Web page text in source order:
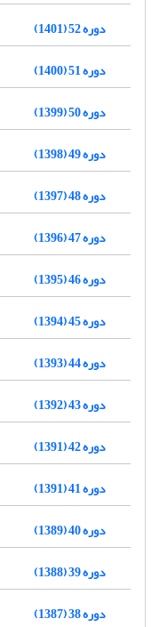
دوره 52 (1401)
دوره 51 (1400)
دوره 50 (1399)
دوره 49 (1398)
دوره 48 (1397)
دوره 47 (1396)
دوره 46 (1395)
دوره 45 (1394)
دوره 44 (1393)
دوره 43 (1392)
دوره 42 (1391)
دوره 41 (1391)
دوره 40 (1389)
دوره 39 (1388)
دوره 38 (1387)